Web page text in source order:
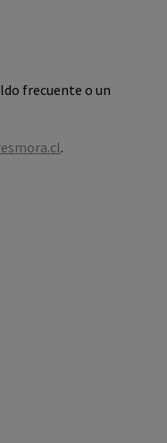
frecuente o un
.